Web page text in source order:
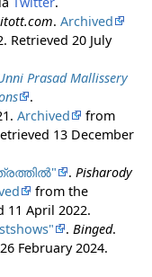
.Archived
. Retrieved 20 July
.
Archived
from
13 December
. Pisharody
from the
11 April 2022.
. Binged.
February 2024.